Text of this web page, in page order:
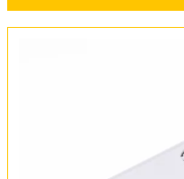
Все о товаре
Обмен и возврат